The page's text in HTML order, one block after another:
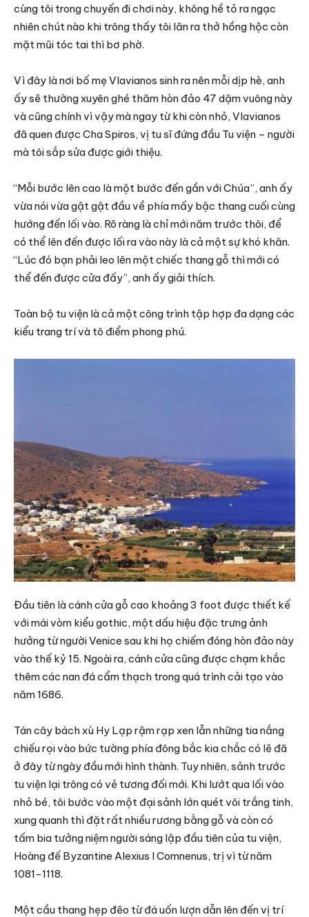
cùng tôi trong chuyến đi chơi này, không hề tỏ ra ngạc
nhiên chút nào khi trông thấy tôi lăn ra thở hồng hộc còn
mặt mũi tóc tai thì bơ phờ.
Vì đây là nơi bố mẹ Vlavianos sinh ra nên mỗi dịp hè, anh
ấy sẽ thường xuyên ghé thăm hòn đảo 47 dặm vuông này
và cũng chính vì vậy mà ngay từ khi còn nhỏ, Vlavianos
đã quen được Cha Spiros, vị tu sĩ đứng đầu Tu viện – người
mà tôi sắp sửa được giới thiệu.
“Mỗi bước lên cao là một bước đến gần với Chúa”, anh ấy
vừa nói vừa gật gật đầu về phía mấy bậc thang cuối cùng
hướng đến lối vào. Rõ ràng là chỉ mới năm trước thôi, để
có thể lên đến được lối ra vào này là cả một sự khó khăn.
“Lúc đó bạn phải leo lên một chiếc thang gỗ thì mới có
thể đến được cửa đấy”, anh ấy giải thích.
Toàn bộ tu viện là cả một công trình tập hợp đa dạng các
kiểu trang trí và tô điểm phong phú.
Đầu tiên là cánh cửa gỗ cao khoảng 3 foot được thiết kế
với mái vòm kiểu gothic, một dấu hiệu đặc trưng ảnh
hưởng từ người Venice sau khi họ chiếm đóng hòn đảo này
vào thế kỷ 15. Ngoài ra, cánh cửa cũng được chạm khắc
thêm các nan đá cẩm thạch trong quá trình cải tạo vào
năm 1686.
Tán cây bách xù Hy Lạp rậm rạp xen lẫn những tia nắng
chiếu rọi vào bức tường phía đông bắc kia chắc có lẽ đã
ở đây từ ngày đầu mới hình thành. Tuy nhiên, sảnh trước
tu viện lại trông có vẻ tương đối mới. Khi lướt qua lối vào
nhỏ bé, tôi bước vào một đại sảnh lớn quét vôi trắng tinh,
xung quanh thì đặt rất nhiều rương bằng gỗ và còn có
tấm bia tưởng niệm người sáng lập đầu tiên của tu viện,
Hoàng đế Byzantine Alexius I Comnenus, trị vì từ năm
1081-1118.
Một cầu thang hẹp đẽo từ đá uốn lượn dẫn lên đến vị trí